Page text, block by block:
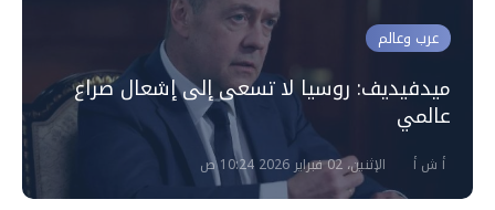
عرب وعالم
ميدفيديف: روسيا لا تسعى إلى إشعال صراع
عالمي
أ ش أ الإثنين، 02 فبراير 2026 10:24 ص